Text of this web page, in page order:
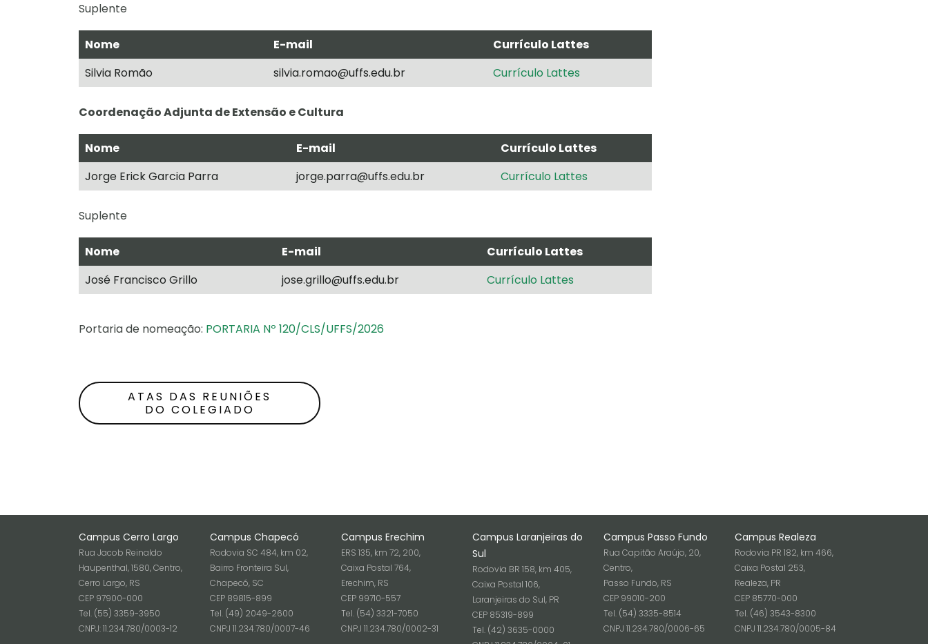
Suplente
Nome E-mail
Currículo Lattes
Silvia Romão
silvia.romao@uffs.edu.br Currículo Lattes
Coordenação Adjunta de Extensão e Cultura
Nome E-mail
Currículo Lattes
Jorge Erick Garcia Parra
jorge.parra@uffs.edu.br Currículo Lattes
Suplente
Nome E-mail
Currículo Lattes
José Francisco Grillo
jose.grillo@uffs.edu.br Currículo Lattes
Portaria de nomeação: PORTARIA Nº 120/CLS/UFFS/2026
ATAS DAS REUNIÕES
DO COLEGIADO
Campus Cerro Largo
Rua Jacob Reinaldo
Haupenthal, 1580, Centro,
Cerro Largo, RS
CEP 97900-000
Tel. (55) 3359-3950
CNPJ: 11.234.780/0003-12
Campus Chapecó
Rodovia SC 484, km 02,
Bairro Fronteira Sul,
Chapecó, SC
CEP 89815-899
Tel. (49) 2049-2600
CNPJ 11.234.780/0007-46
Campus Erechim
ERS 135, km 72, 200,
Caixa Postal 764,
Erechim, RS
CEP 99710-557
Tel. (54) 3321-7050
CNPJ 11.234.780/0002-31
Campus Laranjeiras do
Sul
Rodovia BR 158, km 405,
Caixa Postal 106,
Laranjeiras do Sul, PR
CEP 85319-899
Tel. (42) 3635-0000
Campus Passo Fundo
Rua Capitão Araújo, 20,
Centro,
Passo Fundo, RS
CEP 99010-200
Tel. (54) 3335-8514
CNPJ 11.234.780/0006-65
Campus Realeza
Rodovia PR 182, km 466,
Caixa Postal 253,
Realeza, PR
CEP 85770-000
Tel. (46) 3543-8300
CNPJ 11.234.780/0005-84